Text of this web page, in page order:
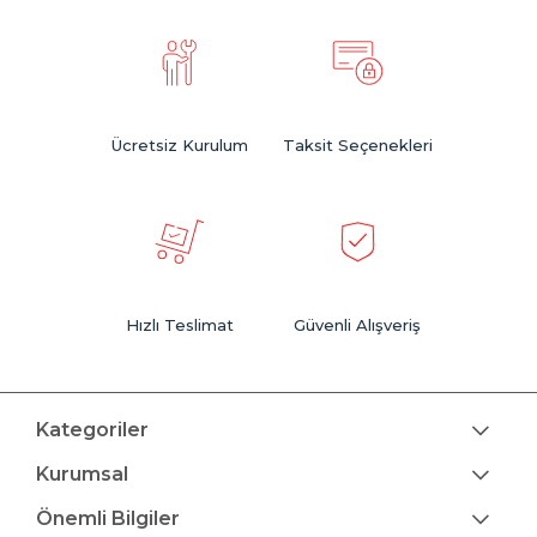
Ücretsiz Kurulum Taksit Seçenekleri
Hızlı Teslimat Güvenli Alışveriş
Kategoriler
Kurumsal
Önemli Bilgiler